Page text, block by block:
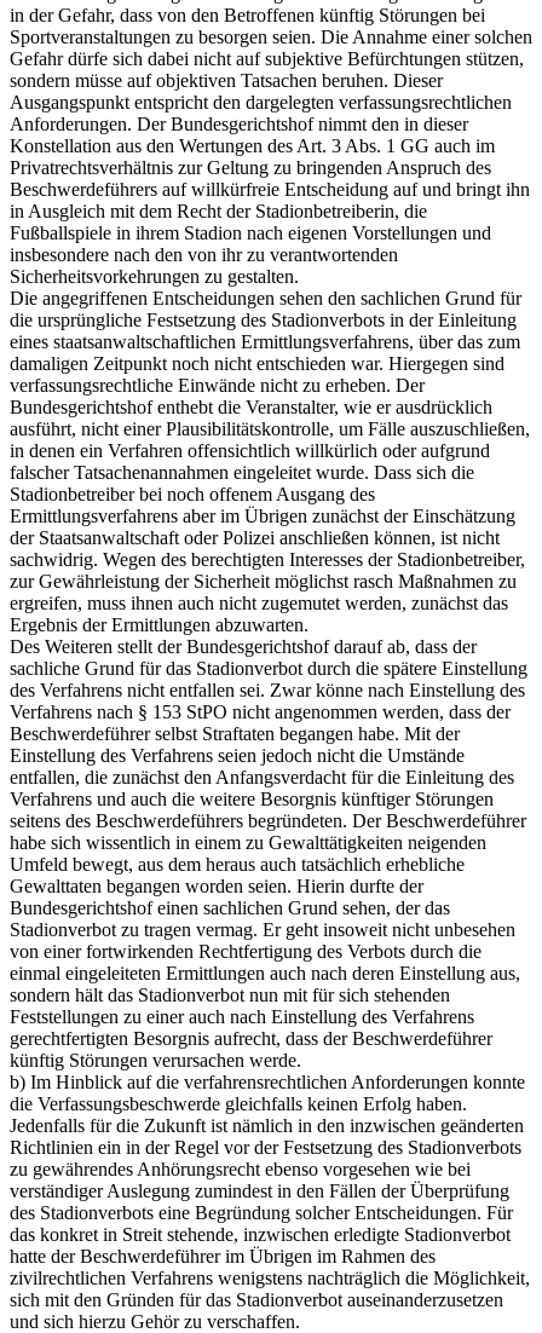
in der Gefahr, dass von den Betroffenen künftig Störungen bei
Sportveranstaltungen zu besorgen seien. Die Annahme einer solchen
Gefahr dürfe sich dabei nicht auf subjektive Befürchtungen stützen,
sondern müsse auf objektiven Tatsachen beruhen. Dieser
Ausgangspunkt entspricht den dargelegten verfassungsrechtlichen
Anforderungen. Der Bundesgerichtshof nimmt den in dieser
Konstellation aus den Wertungen des Art. 3 Abs. 1 GG auch im
Privatrechtsverhältnis zur Geltung zu bringenden Anspruch des
Beschwerdeführers auf willkürfreie Entscheidung auf und bringt ihn
in Ausgleich mit dem Recht der Stadionbetreiberin, die
Fußballspiele in ihrem Stadion nach eigenen Vorstellungen und
insbesondere nach den von ihr zu verantwortenden
Sicherheitsvorkehrungen zu gestalten.
Die angegriffenen Entscheidungen sehen den sachlichen Grund für
die ursprüngliche Festsetzung des Stadionverbots in der Einleitung
eines staatsanwaltschaftlichen Ermittlungsverfahrens, über das zum
damaligen Zeitpunkt noch nicht entschieden war. Hiergegen sind
verfassungsrechtliche Einwände nicht zu erheben. Der
Bundesgerichtshof enthebt die Veranstalter, wie er ausdrücklich
ausführt, nicht einer Plausibilitätskontrolle, um Fälle auszuschließen,
in denen ein Verfahren offensichtlich willkürlich oder aufgrund
falscher Tatsachenannahmen eingeleitet wurde. Dass sich die
Stadionbetreiber bei noch offenem Ausgang des
Ermittlungsverfahrens aber im Übrigen zunächst der Einschätzung
der Staatsanwaltschaft oder Polizei anschließen können, ist nicht
sachwidrig. Wegen des berechtigten Interesses der Stadionbetreiber,
zur Gewährleistung der Sicherheit möglichst rasch Maßnahmen zu
ergreifen, muss ihnen auch nicht zugemutet werden, zunächst das
Ergebnis der Ermittlungen abzuwarten.
Des Weiteren stellt der Bundesgerichtshof darauf ab, dass der
sachliche Grund für das Stadionverbot durch die spätere Einstellung
des Verfahrens nicht entfallen sei. Zwar könne nach Einstellung des
Verfahrens nach § 153 StPO nicht angenommen werden, dass der
Beschwerdeführer selbst Straftaten begangen habe. Mit der
Einstellung des Verfahrens seien jedoch nicht die Umstände
entfallen, die zunächst den Anfangsverdacht für die Einleitung des
Verfahrens und auch die weitere Besorgnis künftiger Störungen
seitens des Beschwerdeführers begründeten. Der Beschwerdeführer
habe sich wissentlich in einem zu Gewalttätigkeiten neigenden
Umfeld bewegt, aus dem heraus auch tatsächlich erhebliche
Gewalttaten begangen worden seien. Hierin durfte der
Bundesgerichtshof einen sachlichen Grund sehen, der das
Stadionverbot zu tragen vermag. Er geht insoweit nicht unbesehen
von einer fortwirkenden Rechtfertigung des Verbots durch die
einmal eingeleiteten Ermittlungen auch nach deren Einstellung aus,
sondern hält das Stadionverbot nun mit für sich stehenden
Feststellungen zu einer auch nach Einstellung des Verfahrens
gerechtfertigten Besorgnis aufrecht, dass der Beschwerdeführer
künftig Störungen verursachen werde.
b) Im Hinblick auf die verfahrensrechtlichen Anforderungen konnte
die Verfassungsbeschwerde gleichfalls keinen Erfolg haben.
Jedenfalls für die Zukunft ist nämlich in den inzwischen geänderten
Richtlinien ein in der Regel vor der Festsetzung des Stadionverbots
zu gewährendes Anhörungsrecht ebenso vorgesehen wie bei
verständiger Auslegung zumindest in den Fällen der Überprüfung
des Stadionverbots eine Begründung solcher Entscheidungen. Für
das konkret in Streit stehende, inzwischen erledigte Stadionverbot
hatte der Beschwerdeführer im Übrigen im Rahmen des
zivilrechtlichen Verfahrens wenigstens nachträglich die Möglichkeit,
sich mit den Gründen für das Stadionverbot auseinanderzusetzen
und sich hierzu Gehör zu verschaffen.